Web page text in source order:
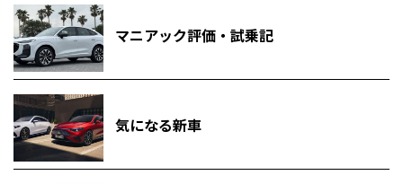
マニアック評価・試乗記
気になる新車